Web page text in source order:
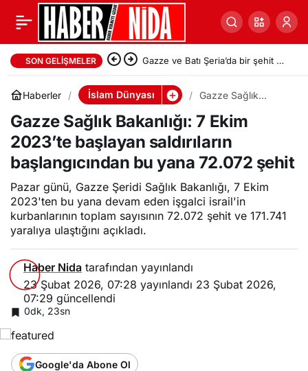
SON GELIŞMELER Gazze ve Batı Şeria’da bir şehit ve
onlarca yaralı
Haberler İslam Dünyası
Gazze Sağlık
2023’te başlayan
saldırıların
başlangıcından bu
yana 72.072 şehit
Gazze Sağlık Bakanlığı: 7 Ekim
2023’te başlayan saldırıların
başlangıcından bu yana 72.072 şehit
Pazar günü, Gazze Şeridi Sağlık Bakanlığı, 7 Ekim
2023'ten bu yana devam eden işgalci israil'in
kurbanlarının toplam sayısının 72.072 şehit ve 171.741
yaralıya ulaştığını açıkladı.
Haber Nida tarafından yayınlandı
23 Şubat 2026, 07:28 yayınlandı 23 Şubat 2026,
07:29 güncellendi
0dk, 23sn
Google'da Abone Ol